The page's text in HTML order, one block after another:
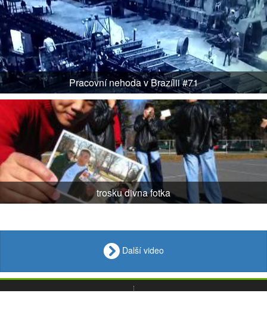
Pracovní nehoda v Brazílii #71
trosku divna fotka
Další video